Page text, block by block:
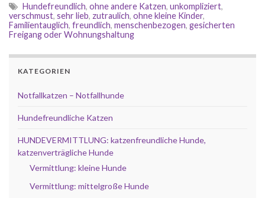
Hundefreundlich, ohne andere Katzen, unkompliziert,
verschmust, sehr lieb, zutraulich, ohne kleine Kinder,
Familientauglich, freundlich, menschenbezogen, gesicherten
Freigang oder Wohnungshaltung
KATEGORIEN
Notfallkatzen – Notfallhunde
Hundefreundliche Katzen
HUNDEVERMITTLUNG: katzenfreundliche Hunde,
katzenverträgliche Hunde
Vermittlung: kleine Hunde
Vermittlung: mittelgroße Hunde